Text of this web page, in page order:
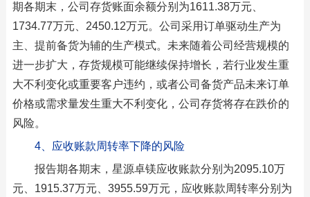
期各期末，公司存货账面余额分别为1611.38万元、
1734.77万元、2450.12万元。公司采用订单驱动生产为
主、提前备货为辅的生产模式。未来随着公司经营规模的
进一步扩大，存货规模可能继续保持增长，若行业发生重
大不利变化或重要客户违约，或者公司备货产品未来订单
价格或需求量发生重大不利变化，公司存货将存在跌价的
风险。
4、应收账款周转率下降的风险
报告期各期末，星源卓镁应收账款分别为2095.10万
元、1915.37万元、3955.59万元，应收账款周转率分别为